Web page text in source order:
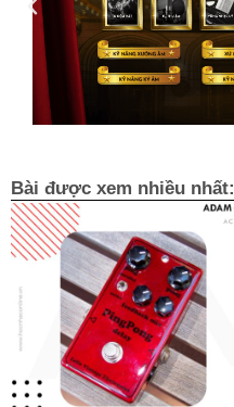
Bài được xem nhiều nhất: